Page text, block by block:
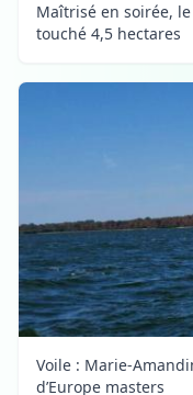
Maîtrisé en soirée,
touché 4,5 hectares
Voile : Marie-
d’Europe masters